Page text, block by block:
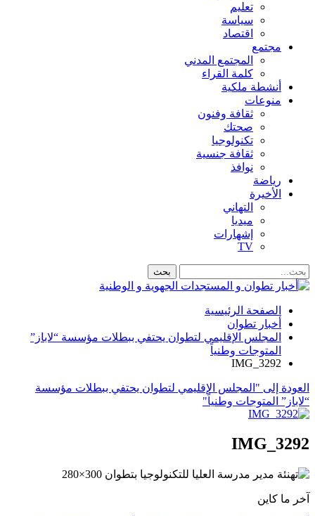
تعليم
سياسة
اقتصاد
مجتمع
المجتمع المدني
كلمة القراء
أنشطة ملكية
منوعات
ثقافة وفنون
صحتك
تكنولوجيا
ثقافة جنسية
نوافذ
رياضة
الأخيرة
التهاني
ميديا
إشهارات
TV
الصفحة الرئيسية
أخبار تطوان
المجلس الإقليمي لتطوان يحتفي ببطلات مؤسسة “لاباز”
المتوجات وطنياً
IMG_3292
العودة إلى "المجلس الإقليمي لتطوان يحتفي ببطلات مؤسسة
“لاباز” المتوجات وطنياً"
IMG_3292
آخر ما كاين